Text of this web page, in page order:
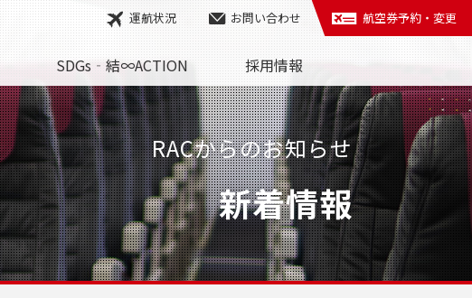
運航状況 お問い合わせ 航空券予約・変更
SDGs‐結∞ACTION 採用情報
RACからのお知らせ
新着情報